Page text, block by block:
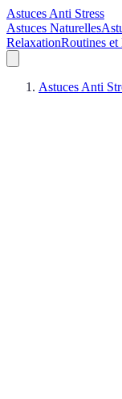
Astuces Anti Stress
Astuces Naturelles
RelaxationRoutines et
Astuces Anti